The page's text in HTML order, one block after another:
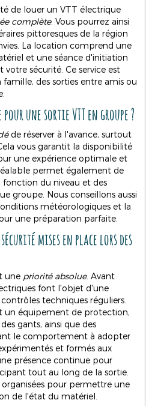
de louer un VTT électrique
complète. Vous pourrez ainsi
pittoresques de la région
La location comprend une
et une séance d'initiation
sécurité. Ce service est
des sorties entre amis ou
une sortie VTT en groupe ?
de réserver à l'avance, surtout
vous garantit la disponibilité
une expérience optimale et
permet également de
fonction du niveau et des
groupe. Nous conseillons aussi
météorologiques et la
une préparation parfaite.
mises en place lors des
une priorité absolue. Avant
font l'objet d'une
techniques réguliers.
un équipement de protection,
gants, ainsi que des
le comportement à adopter
et formés aux
présence continue pour
tout au long de la sortie.
organisées pour permettre une
de l'état du matériel.